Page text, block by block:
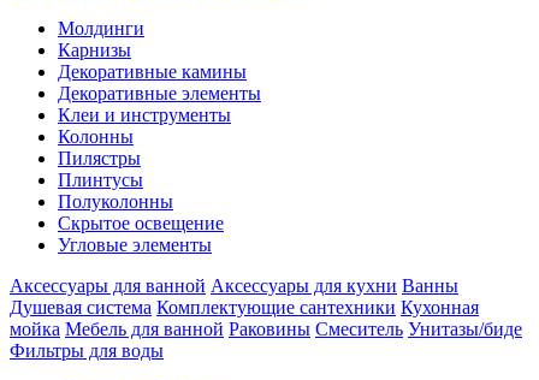
Молдинги
Карнизы
Декоративные камины
Декоративные элементы
Клеи и инструменты
Колонны
Пилястры
Плинтусы
Полуколонны
Скрытое освещение
Угловые элементы
Аксессуары для ванной Аксессуары для кухни Ванны
Душевая система Комплектующие сантехники Кухонная
мойка Мебель для ванной Раковины Смеситель Унитазы/биде
Фильтры для воды